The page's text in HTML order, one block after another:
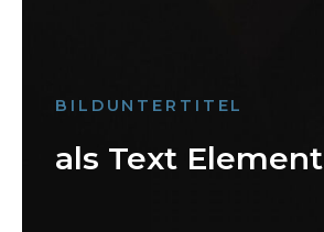
BILDUNTERTITEL
als Text Element